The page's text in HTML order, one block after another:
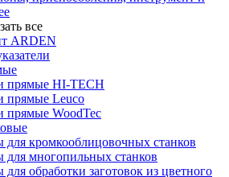
все
ARDEN
прямые HI-TECH
прямые Leuco
прямые WoodTec
кромкооблицовочных станков
многопильных станков
обработки заготовок из цветного